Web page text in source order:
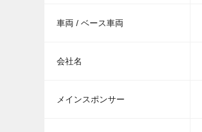
車両 / ベース車両
会社名
メインスポンサー